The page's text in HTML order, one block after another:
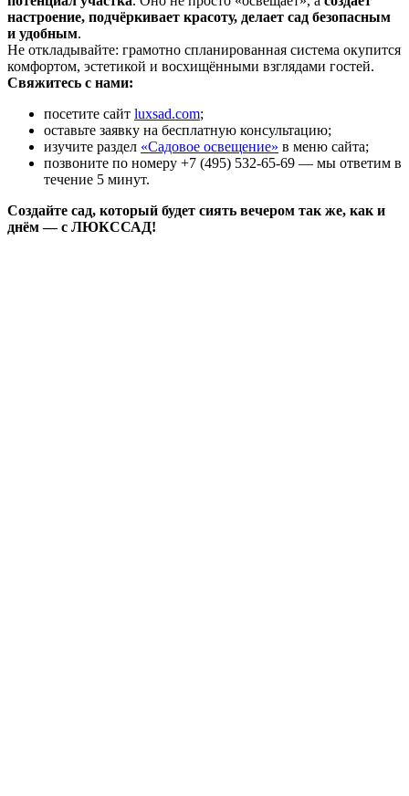
настроение, подчёркивает красоту, делает сад безопасным
и удобным.
Не откладывайте: грамотно спланированная система окупится
комфортом, эстетикой и восхищёнными взглядами гостей.
Свяжитесь с нами:
посетите сайт luxsad.com;
оставьте заявку на бесплатную консультацию;
изучите раздел «Садовое освещение» в меню сайта;
позвоните по номеру +7 (495) 532-65-69 — мы ответим в
течение 5 минут.
Создайте сад, который будет сиять вечером так же, как и
днём — с ЛЮКССАД!